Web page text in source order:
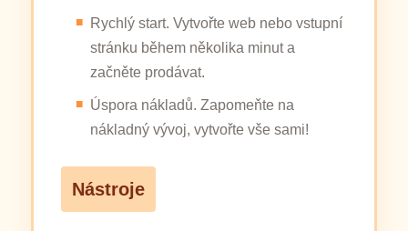
Rychlý start. Vytvořte web nebo vstupní
stránku během několika minut a
začněte prodávat.
Úspora nákladů. Zapomeňte na
nákladný vývoj, vytvořte vše sami!
Nástroje